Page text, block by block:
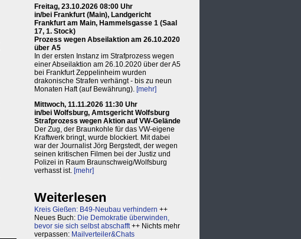
Freitag, 23.10.2026 08:00 Uhr
in/bei Frankfurt (Main), Landgericht
Frankfurt am Main, Hammelsgasse 1 (Saal
17, 1. Stock)
Prozess wegen Abseilaktion am 26.10.2020
über A5
In der ersten Instanz im Strafprozess wegen
einer Abseilaktion am 26.10.2020 über der A5
bei Frankfurt Zeppelinheim wurden
drakonische Strafen verhängt - bis zu neun
Monaten Haft (auf Bewährung). [mehr]
Mittwoch, 11.11.2026 11:30 Uhr
in/bei Wolfsburg, Amtsgericht Wolfsburg
Strafprozess wegen Aktion auf VW-Gelände
Der Zug, der Braunkohle für das VW-eigene
Kraftwerk bringt, wurde blockiert. Mit dabei
war der Journalist Jörg Bergstedt, der wegen
seinen kritischen Filmen bei der Justiz und
Polizei in Raum Braunschweig/Wolfsburg
verhasst ist. [mehr]
Weiterlesen
Kreis Gießen: B49-Neubau verhindern ++
Neues Buch: Die Demokratie überwinden,
bevor sie sich selbst abschafft++ Nichts mehr
verpassen: Mailverteiler&Chats